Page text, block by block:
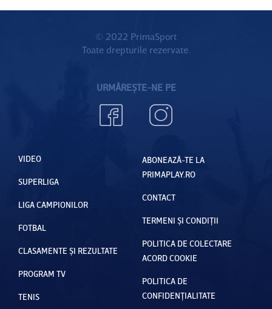
© 2022 PrimaSport
Toate drepturile rezervate.
URMĂREȘTE-NE PE
VIDEO
SUPERLIGA
LIGA CAMPIONILOR
FOTBAL
CLASAMENTE ȘI REZULTATE
PROGRAM TV
TENIS
ABONEAZĂ-TE LA
PRIMAPLAY.RO
CONTACT
TERMENI ȘI CONDIȚII
POLITICA DE COLECTARE
ACORD COOKIE
POLITICA DE
CONFIDENȚIALITATE